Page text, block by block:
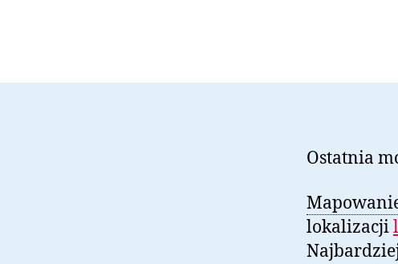
Ostatnia
lokalizacji